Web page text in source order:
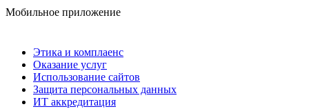
Мобильное приложение
Этика и комплаенс
Оказание услуг
Использование сайтов
Защита персональных данных
ИТ аккредитация